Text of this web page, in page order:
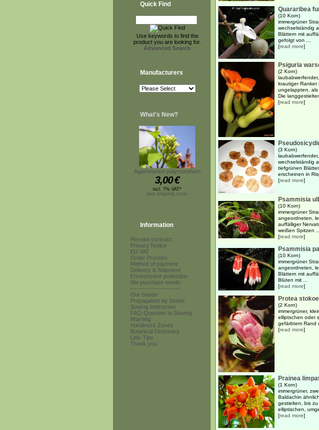
Quick Find
Use keywords to find the
product you are looking for.
Advanced Search
Manufacturers
What's New?
Aganonerion polymorphum
3,00€
incl. 7% VAT*
plus shipping costs
Information
Revoke contract
Privacy Notice
EU VAT
Order Process
Method of payment
Delivery & Shipment
Environment protection
We purchase seeds
------------------------
Our Seeds
Propagation by Seeds
Sowing Instruction
FAQ-Question to Sowing
Warning
Hardiness Zones
Botanical Dictionary
Link-Tips
Thank you
Quararibea
(10 Korn)
immergrüner
wechselständig
Blättern mit
gefolgt von ...
[read more]
Psiguria
(2 Korn)
krautiger
ungelappten, als
Die langgestielten
[read more]
(3 Korn)
wechselständig
tiefgrünen
erscheinen in
[read more]
Psammisia
(10 Korn)
immergrüner
angeordneten,
auffälliger
weißen Spitzen ...
[read more]
Psammisia
(10 Korn)
immergrüner
angeordneten,
Blättern mit
Blüten mit ...
[read more]
Protea
(2 Korn)
immergrüner,
elliptschen oder
gefärbtem Rand
[read more]
Prainea
(1 Korn)
immergrüner,
Baldachin
gestielten, bis
elliptischen,
[read more]